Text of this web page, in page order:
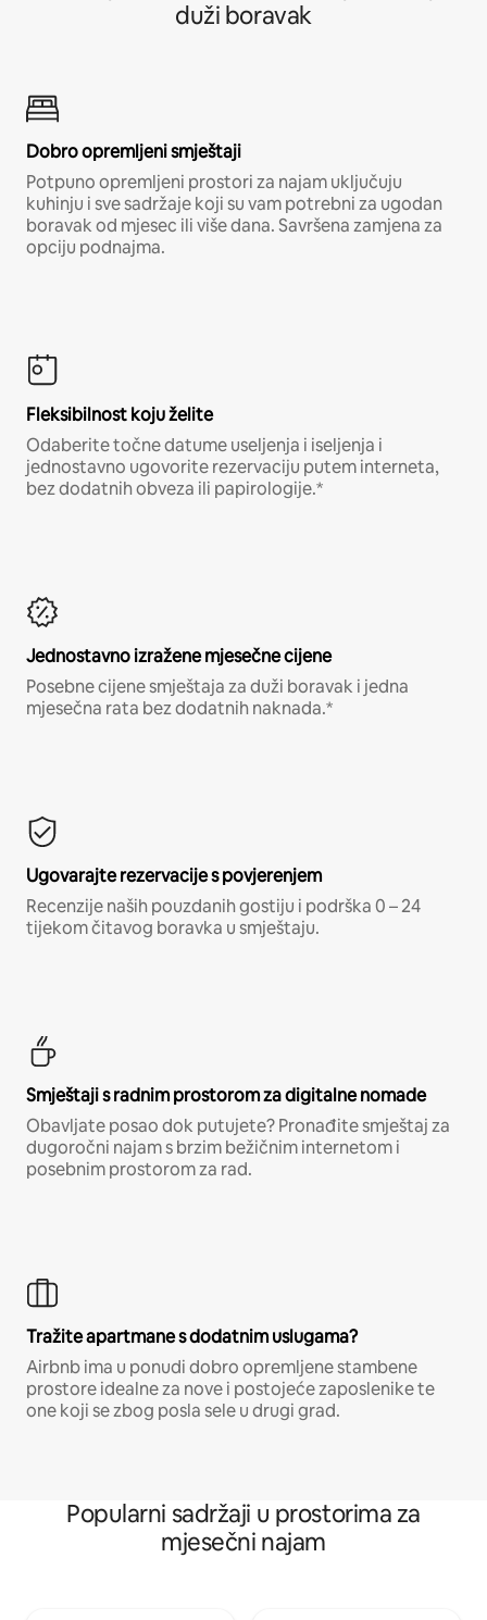
duži boravak
Dobro opremljeni smještaji
Potpuno opremljeni prostori za najam uključuju
kuhinju i sve sadržaje koji su vam potrebni za ugodan
boravak od mjesec ili više dana. Savršena zamjena za
opciju podnajma.
Fleksibilnost koju želite
Odaberite točne datume useljenja i iseljenja i
jednostavno ugovorite rezervaciju putem interneta,
bez dodatnih obveza ili papirologije.*
Jednostavno izražene mjesečne cijene
Posebne cijene smještaja za duži boravak i jedna
mjesečna rata bez dodatnih naknada.*
Ugovarajte rezervacije s povjerenjem
Recenzije naših pouzdanih gostiju i podrška 0 – 24
tijekom čitavog boravka u smještaju.
Smještaji s radnim prostorom za digitalne nomade
Obavljate posao dok putujete? Pronađite smještaj za
dugoročni najam s brzim bežičnim internetom i
posebnim prostorom za rad.
Tražite apartmane s dodatnim uslugama?
Airbnb ima u ponudi dobro opremljene stambene
prostore idealne za nove i postojeće zaposlenike te
one koji se zbog posla sele u drugi grad.
Popularni sadržaji u prostorima za
mjesečni najam